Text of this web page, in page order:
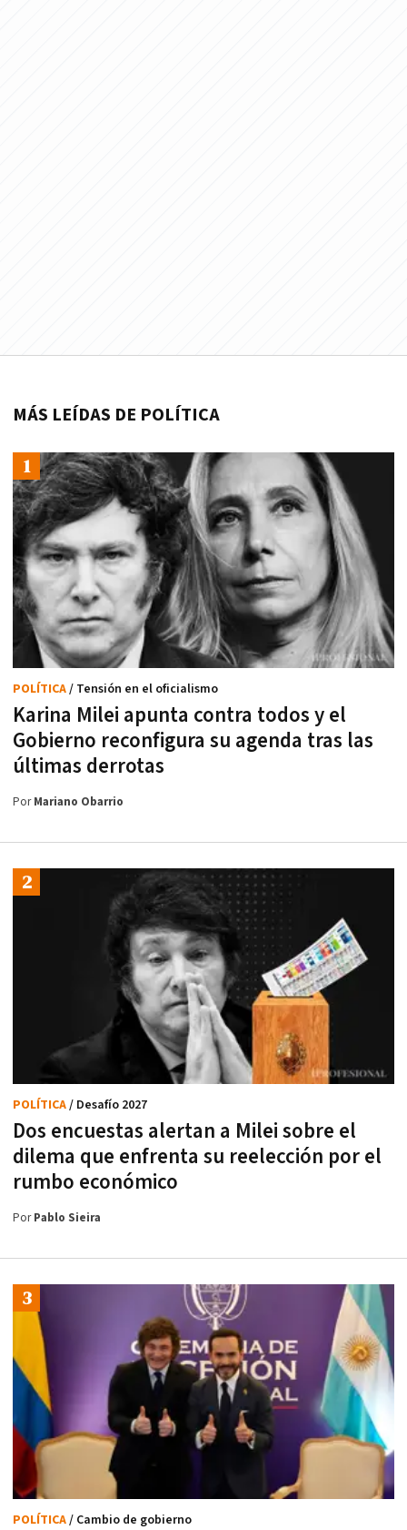
MÁS LEÍDAS DE POLÍTICA
Karina Milei apunta contra todos y el
Gobierno reconfigura su agenda tras las
últimas derrotas
POLÍTICA/ Tensión en el oficialismo
PorMariano Obarrio
Dos encuestas alertan a Milei sobre el
dilema que enfrenta su reelección por el
rumbo económico
POLÍTICA/ Desafío 2027
PorPablo Sieira
POLÍTICA/ Cambio de gobierno